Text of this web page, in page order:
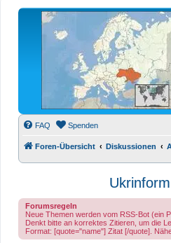
FAQ Spenden
Foren-Übersicht Diskussionen
Ukrinform
Forumsregeln
Neue Themen werden vom RSS-Bot (ein
Denkt bitte an korrektes Zitieren, um die
Format: [quote="name"] Zitat [/quote].